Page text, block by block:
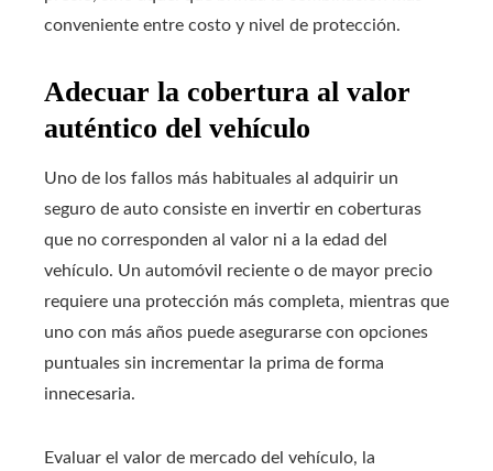
conveniente entre costo y nivel de protección.
Adecuar la cobertura al valor
auténtico del vehículo
Uno de los fallos más habituales al adquirir un
seguro de auto consiste en invertir en coberturas
que no corresponden al valor ni a la edad del
vehículo. Un automóvil reciente o de mayor precio
requiere una protección más completa, mientras que
uno con más años puede asegurarse con opciones
puntuales sin incrementar la prima de forma
innecesaria.
Evaluar el valor de mercado del vehículo, la